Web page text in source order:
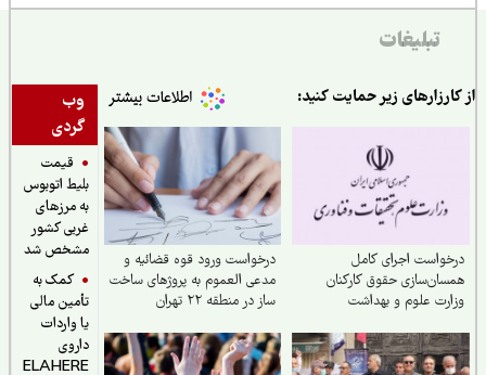
تبلیغات
وب
گردی
قیمت
بلیط اتوبوس
به مرزهای
غربی کشور
مشخص شد
کمک به
تأمین مالی
یا واردات
داروی
ELAHERE
زیر حمایت کنید:
اجرای کامل
حقوق کارکنان
علوم و بهداشت
درخواست ورود قوه قضائیه و
مدعی العموم به پروژهای ساخت
ساز در منطقه ۲۲ تهران